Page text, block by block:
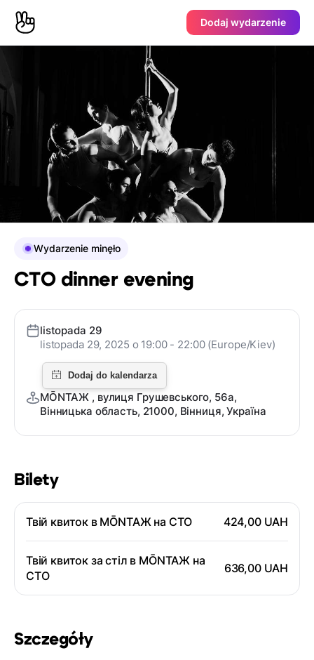
Dodaj wydarzenie
Bilety
Твій квиток в MŌNTAЖ на СТО 424,00 UAH
Твій квиток за стіл в MŌNTAЖ на
СТО
636,00 UAH
Szczegóły
Wydarzenie minęło
СТО dinner evening
listopada 29
listopada 29, 2025 o 19:00 - 22:00 (Europe/Kiev)
MŌNTAЖ , вулиця Грушевського, 56а,
Вінницька область, 21000, Вінниця, Україна